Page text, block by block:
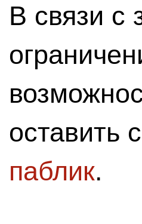
В связи с
оставить
паблик.